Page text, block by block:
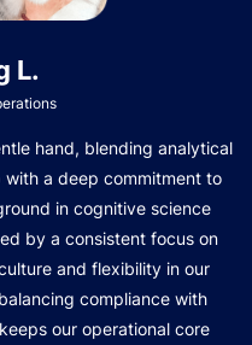
L.
hand, blending analytical
a deep commitment to
in cognitive science
by a consistent focus on
and flexibility in our
compliance with
our operational core